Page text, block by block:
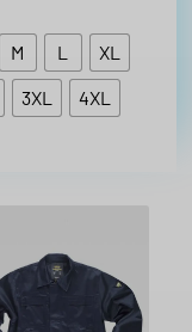
M L
XL
3XL 4XL